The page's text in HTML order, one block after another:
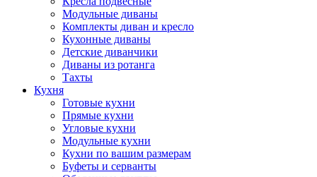
Модульные диваны
Комплекты диван и кресло
Кухонные диваны
Детские диванчики
Диваны из ротанга
Тахты
Кухня
Готовые кухни
Прямые кухни
Угловые кухни
Модульные кухни
Кухни по вашим размерам
Буфеты и серванты